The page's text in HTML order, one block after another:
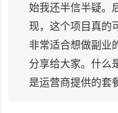
始我还半信半疑。
现，这个项目真的
非常适合想做副业
分享给大家。什么
是运营商提供的套